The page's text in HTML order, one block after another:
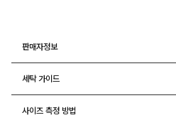
판매자정보
세탁 가이드
사이즈 측정 방법